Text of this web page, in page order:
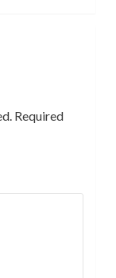
Required